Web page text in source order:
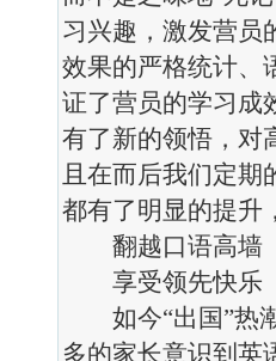
习兴趣，激发营员
效果的严格统计、
证了营员的学习成
有了新的领悟，对
且在而后我们定
都有了明显的提升
翻越口语高墙
享受领先快乐
如今“出国”热潮
多的家长意识到英